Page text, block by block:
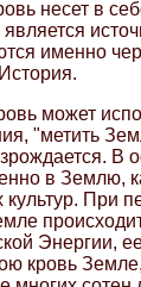
несет в
именно
может
"метить
в Землю,
При
Энергии,
кровь